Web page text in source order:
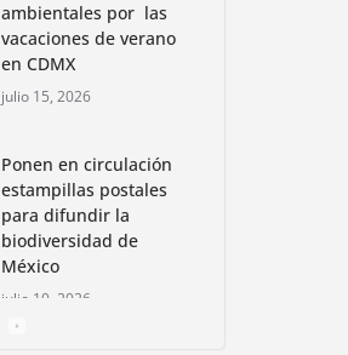
ambientales por las
vacaciones de verano
en CDMX
julio 15, 2026
Ponen en circulación
estampillas postales
para difundir la
biodiversidad de
México
julio 10, 2026